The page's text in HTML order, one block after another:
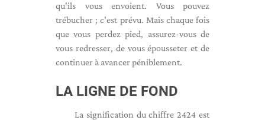
qu'ils vous envoient. Vous pouvez
trébucher ; c'est prévu. Mais chaque fois
que vous perdez pied, assurez-vous de
vous redresser, de vous épousseter et de
continuer à avancer péniblement.
LA LIGNE DE FOND
La signification du chiffre 2424 est